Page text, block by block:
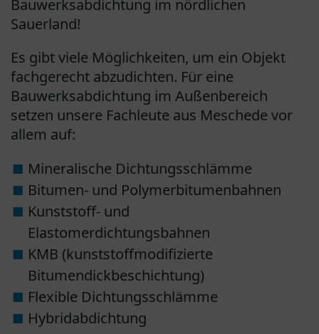
Bauwerksabdichtung im nördlichen
Sauerland!
Es gibt viele Möglichkeiten, um ein Objekt
fachgerecht abzudichten. Für eine
Bauwerksabdichtung im Außenbereich
setzen unsere Fachleute aus Meschede vor
allem auf:
Mineralische Dichtungsschlämme
Bitumen- und Polymerbitumenbahnen
Kunststoff- und
Elastomerdichtungsbahnen
KMB (kunststoffmodifizierte
Bitumendickbeschichtung)
Flexible Dichtungsschlämme
Hybridabdichtung